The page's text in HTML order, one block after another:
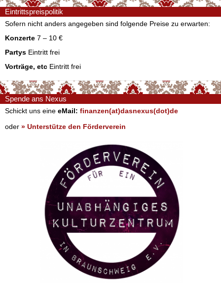
Eintrittspreispolitik
Sofern nicht anders angegeben sind folgende Preise zu erwarten:
Konzerte 7 – 10 €
Partys Eintritt frei
Vorträge, etc Eintritt frei
Spende ans Nexus
Schickt uns eine eMail: finanzen(at)dasnexus(dot)de
oder » Unterstütze den Förderverein